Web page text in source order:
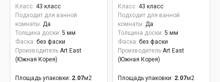
Класс: 43 класс
Подходит для ванной
комнаты: Да
Толщина доски: 5 мм
Фаска: без фаски
Производитель Art East
(Южная Корея)
Площадь упаковки: 2.07м2
Класс: 43 класс
Подходит для ванной
комнаты: Да
Толщина доски: 5 мм
Фаска: без фаски
Производитель Art East
(Южная Корея)
Площадь упаковки: 2.07м2